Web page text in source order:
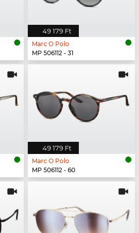
49 179 Ft
Marc O Polo
MP 506112 - 31
49 179 Ft
Marc O Polo
MP 506112 - 60